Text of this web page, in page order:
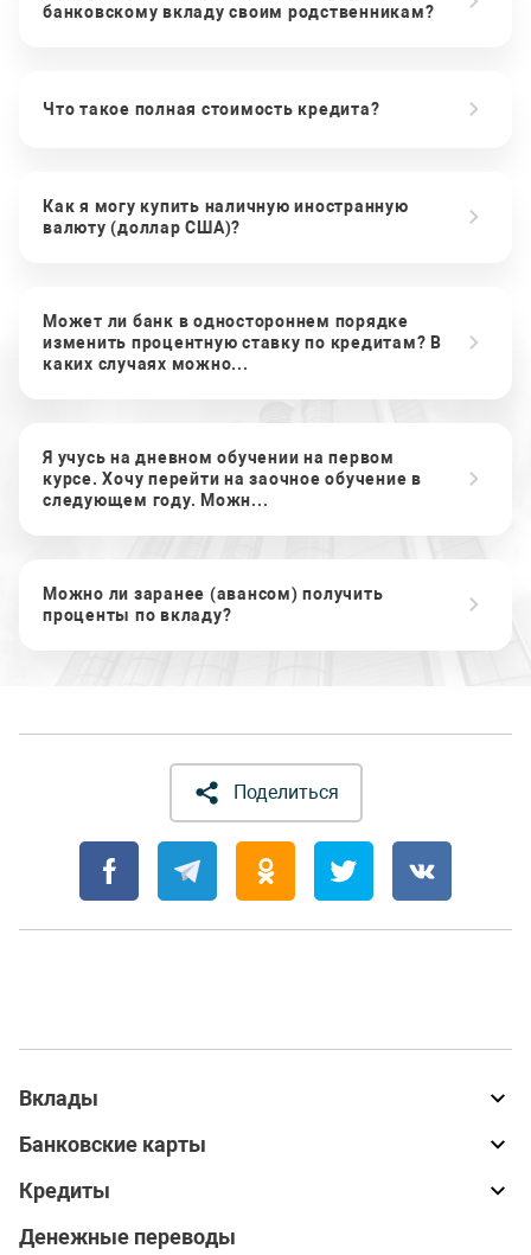
банковскому вкладу своим родственникам?
Что такое полная стоимость кредита?
Как я могу купить наличную иностранную
валюту (доллар США)?
Может ли банк в одностороннем порядке
изменить процентную ставку по кредитам? В
каких случаях можно...
Я учусь на дневном обучении на первом
курсе. Хочу перейти на заочное обучение в
следующем году. Можн...
Можно ли заранее (авансом) получить
проценты по вкладу?
Поделиться
Вклады
Банковские карты
Кредиты
Денежные переводы